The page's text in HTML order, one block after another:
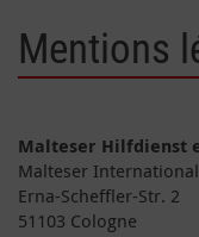
Mentions
Malteser Hilfdienst
Malteser International
Erna-Scheffler-Str. 2
51103 Cologne